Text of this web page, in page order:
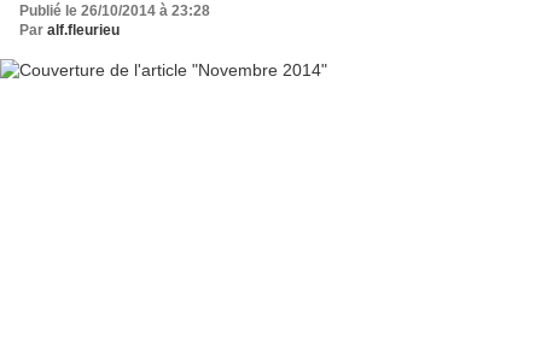
Publié le 26/10/2014 à 23:28
Par alf.fleurieu